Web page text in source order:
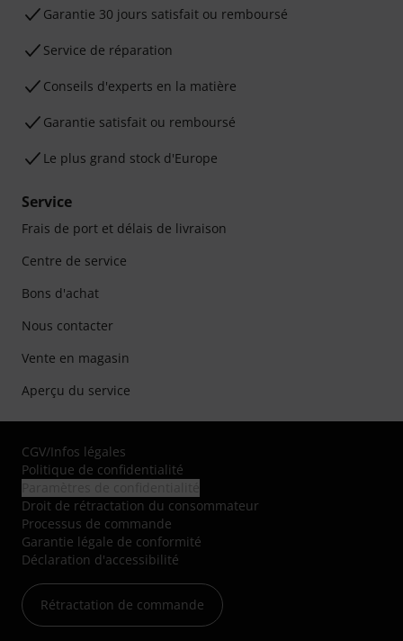
Garantie 30 jours satisfait ou remboursé
Service de réparation
Conseils d'experts en la matière
Garantie satisfait ou remboursé
Le plus grand stock d'Europe
Service
Frais de port et délais de livraison
Centre de service
Bons d'achat
Nous contacter
Vente en magasin
Aperçu du service
CGV/Infos légales
Politique de confidentialité
Droit de rétractation du consommateur
Processus de commande
Garantie légale de conformité
Déclaration d'accessibilité
Rétractation de commande